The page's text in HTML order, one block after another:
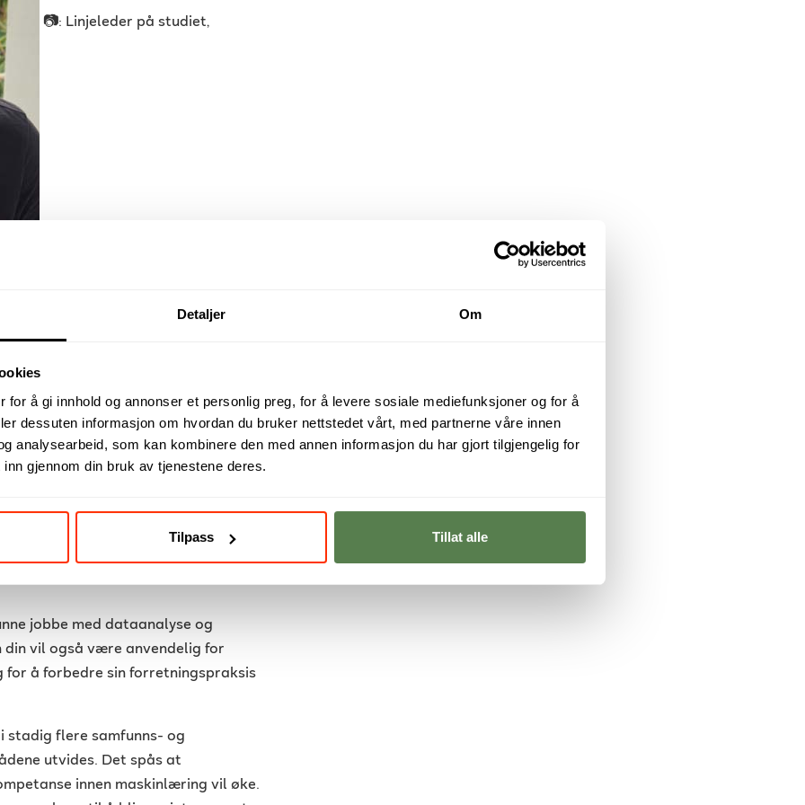
Detaljer Om
for å gi innhold og annonser et personlig preg, for å levere sosiale mediefunksjoner og for å
dessuten informasjon om hvordan du bruker nettstedet vårt, med partnerne våre innen
analysearbeid, som kan kombinere den med annen informasjon du har gjort tilgjengelig for
gjennom din bruk av tjenestene deres.
Tilpass Tillat alle
📷: Linjeleder på studiet,
på bruk av forhåndsbygde Python-
maskinlæringsprosessen, fra
og visualisering. Dette betyr at
i løpet av studietiden.Studiet holdes
innen fagfeltet.
innen anvendt
i både nasjonale og
programvareutviklere og AI-
jobbe med dataanalyse og
vil også være anvendelig for
å forbedre sin forretningspraksis
stadig flere samfunns- og
utvides. Det spås at
innen maskinlæring vil øke.